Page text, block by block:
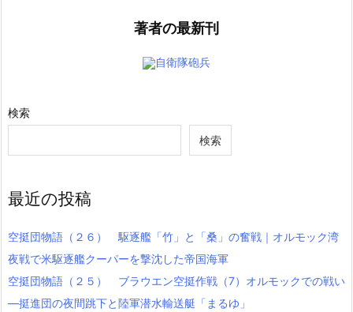
著者の最新刊
自衛隊砲兵
検索
検索
最近の投稿
空挺団物語（２６） 駆逐艦「竹」と「桑」の奮戦｜オルモック湾
夜戦で米駆逐艦クーパーを撃沈した帝国海軍
空挺団物語（２５） ブラウエン空挺作戦（7）オルモックでの戦い
―挺進団の夜間跳下と陸軍潜水輸送艇「まるゆ」